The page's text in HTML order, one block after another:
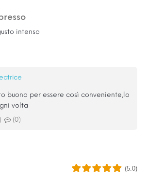
intenso
buono per essere così conveniente,lo
volta
0
(5.0)